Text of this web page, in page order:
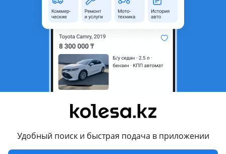
Удобный поиск и быстрая подача в приложении
Комментарий продавца
Toyota Highlander 2012 — Euro
Хорошое качество (дубликат)
Можете позвонить или написать. Есть отправки по другим
городам. По городу через Яндекс или Индрайвер.
Сапасы жақсы (дубликат)
Керек заттарыңызды білгіңіз келсе, бізге хабарласып,